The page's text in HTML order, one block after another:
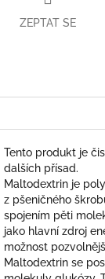
ZEPTAT SE
Tento produkt je
dalších přísad.
Maltodextrin je
z pšeničného
spojením pěti
jako hlavní zdroj
možnost
Maltodextrin se